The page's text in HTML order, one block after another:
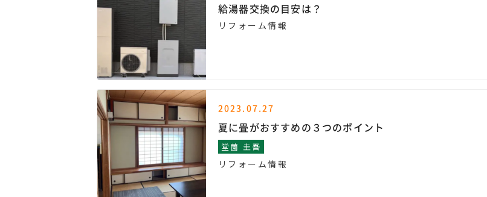
給湯器交換の目安は？
リフォーム情報
2023.07.27
夏に畳がおすすめの３つのポイント
堂薗 圭吾
リフォーム情報